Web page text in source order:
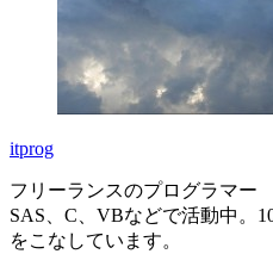
itprog
フリーランスのプログラマー
SAS、C、VBなどで活動中。
をこなしています。